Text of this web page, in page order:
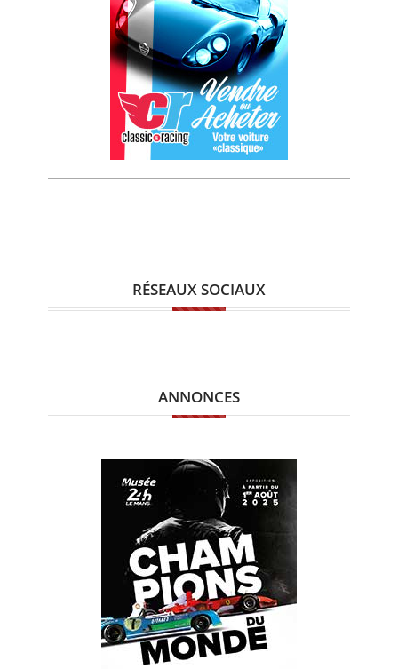
RÉSEAUX SOCIAUX
ANNONCES